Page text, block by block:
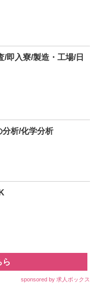
/即入寮/製造・工場/日
分析/化学分析
ら
sponsored by 求人ボックス